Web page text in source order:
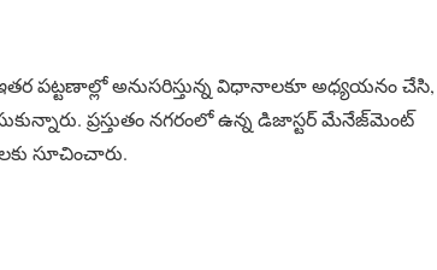
పట్టణాల్లో అనుసరిస్తున్న విధానాలకూ అధ్యయనం చేసి,
ప్రస్తుతం నగరంలో ఉన్న డిజాస్టర్ మేనేజ్‌మెంట్
సూచించారు.